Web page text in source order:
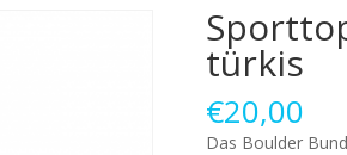
türkis
€20,00
Das Boulder